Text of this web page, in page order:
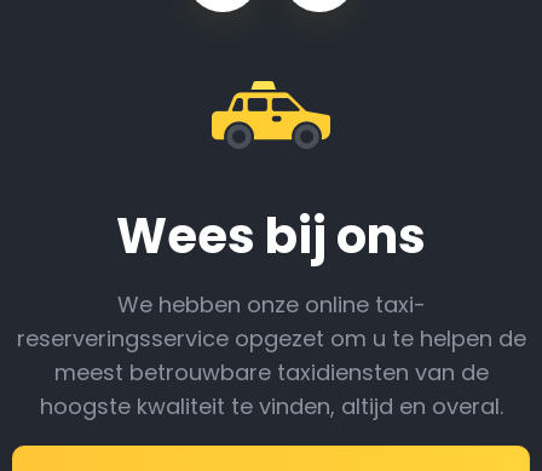
Wees bij ons
We hebben onze online taxi-
reserveringsservice opgezet om u te helpen de
meest betrouwbare taxidiensten van de
hoogste kwaliteit te vinden, altijd en overal.